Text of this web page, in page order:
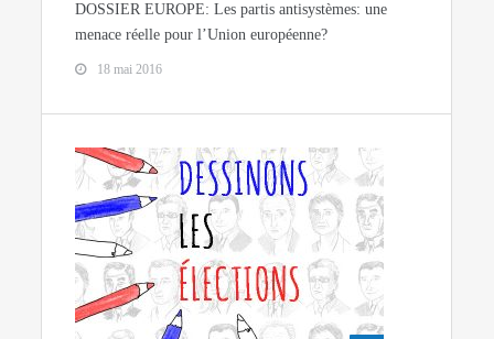
DOSSIER EUROPE: Les partis antisystèmes: une
menace réelle pour l’Union européenne?
18 mai 2016